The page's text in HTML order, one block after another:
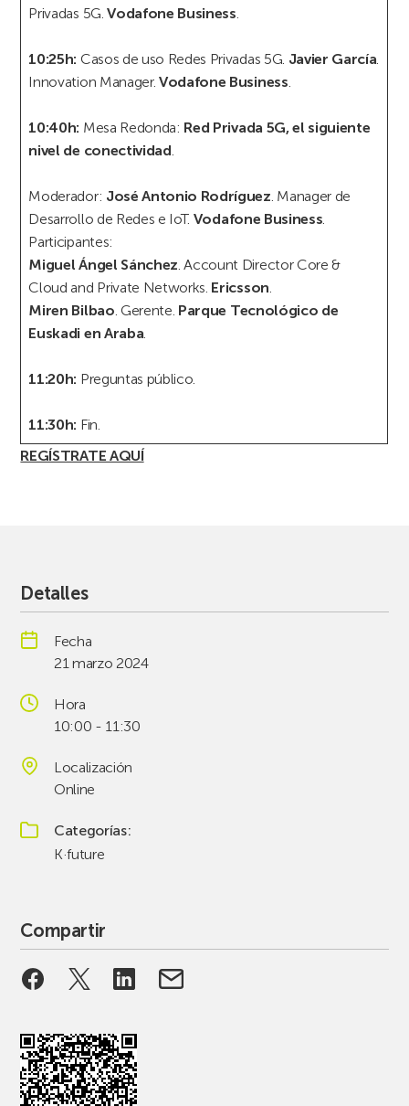
Privadas 5G.Vodafone Business
10:25h: Casos de uso Redes Privadas 5G. Javier García
Innovation Manager.Vodafone Business
10:40h: Mesa Redonda: Red Privada 5G, el siguiente
nivel de conectividad
Moderador: José Antonio Rodríguez . Manager de
Desarrollo de Redes e IoT. Vodafone Business
Participantes:
Miguel Ángel Sánchez . Account Director Core &
Cloud and Private Networks. Ericsson
Miren Bilbao . Gerente. Parque Tecnológico de
Euskadi en Araba
11:20h: Preguntas público.
11:30h: Fin.
REGÍSTRATE AQUÍ
Detalles
Fecha
21 marzo 2024
Hora
10:00 - 11:30
Localización
Online
Categorías
K·future
Compartir